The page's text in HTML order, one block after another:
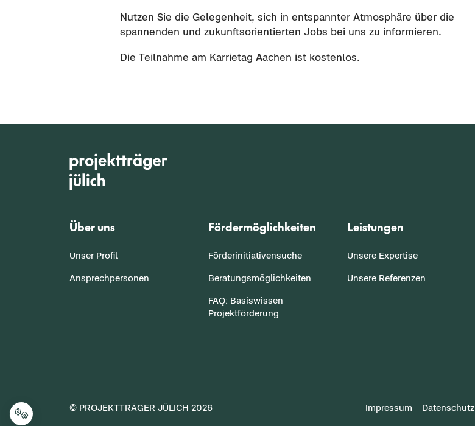
Nut­zen Sie die Ge­le­gen­heit, sich in ent­spann­ter At­mo­sphä­re über die
span­nen­den und zu­kunfts­ori­en­tier­ten Jobs bei uns zu in­for­mie­ren.
Die Teil­nah­me am Kar­rie­tag Aa­chen ist kos­ten­los.
Über uns
Unser Profil
Ansprechpersonen
Fördermöglichkeiten
Förderinitiativensuche
Beratungsmöglichkeiten
FAQ: Basiswissen
Projektförderung
Leistungen
Unsere Expertise
Unsere Referenzen
Impressum Datenschutz
© PROJEKTTRÄGER JÜLICH 2026